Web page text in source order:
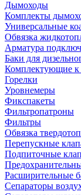
Дымоходы
Комплекты
Универсальные
Обвязка
Арматура
Баки для
Комплектующие к
Горелки
Уровнемеры
Фикспакеты
Фильтропатроны
Фильтры
Обвязка
Перепускные
Подпиточные
Расширительные
Сепараторы